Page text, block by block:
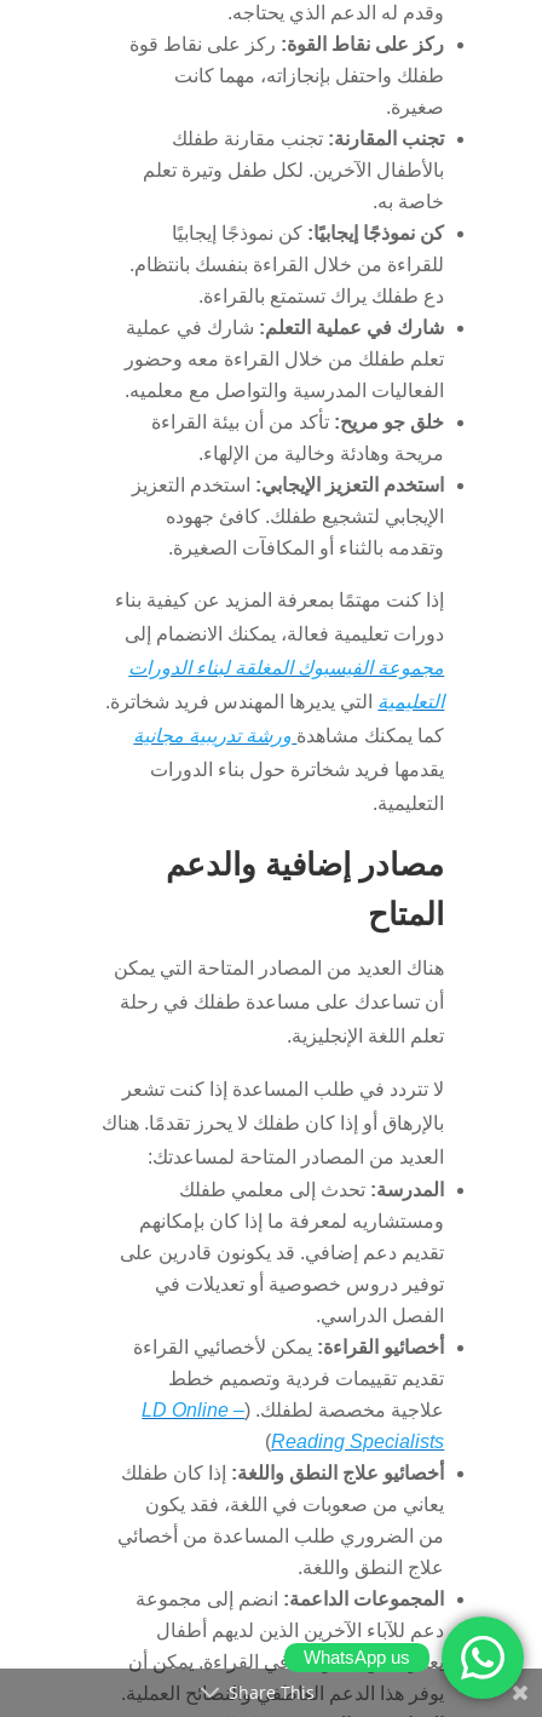
وقدم له الدعم الذي يحتاجه.
ركز على نقاط القوة: ركز على نقاط قوة
طفلك واحتفل بإنجازاته، مهما كانت
صغيرة.
تجنب المقارنة: تجنب مقارنة طفلك
بالأطفال الآخرين. لكل طفل وتيرة تعلم
خاصة به.
كن نموذجًا إيجابيًا: كن نموذجًا إيجابيًا
للقراءة من خلال القراءة بنفسك بانتظام.
دع طفلك يراك تستمتع بالقراءة.
شارك في عملية التعلم: شارك في عملية
تعلم طفلك من خلال القراءة معه وحضور
الفعاليات المدرسية والتواصل مع معلميه.
خلق جو مريح: تأكد من أن بيئة القراءة
مريحة وهادئة وخالية من الإلهاء.
استخدم التعزيز الإيجابي: استخدم التعزيز
الإيجابي لتشجيع طفلك. كافئ جهوده
وتقدمه بالثناء أو المكافآت الصغيرة.
إذا كنت مهتمًا بمعرفة المزيد عن كيفية بناء
دورات تعليمية فعالة، يمكنك الانضمام إلى
مجموعة الفيسبوك المغلقة لبناء الدورات
التعليمية التي يديرها المهندس فريد شخاترة.
كما يمكنك مشاهدة ورشة تدريبية مجانية
يقدمها فريد شخاترة حول بناء الدورات
التعليمية.
مصادر إضافية والدعم
المتاح
هناك العديد من المصادر المتاحة التي يمكن
أن تساعدك على مساعدة طفلك في رحلة
تعلم اللغة الإنجليزية.
لا تتردد في طلب المساعدة إذا كنت تشعر
بالإرهاق أو إذا كان طفلك لا يحرز تقدمًا. هناك
العديد من المصادر المتاحة لمساعدتك:
المدرسة: تحدث إلى معلمي طفلك
ومستشاريه لمعرفة ما إذا كان بإمكانهم
تقديم دعم إضافي. قد يكونون قادرين على
توفير دروس خصوصية أو تعديلات في
الفصل الدراسي.
أخصائيو القراءة: يمكن لأخصائيي القراءة
تقديم تقييمات فردية وتصميم خطط
علاجية مخصصة لطفلك. (LD Online –
Reading Specialists
)
أخصائيو علاج النطق واللغة: إذا كان طفلك
يعاني من صعوبات في اللغة، فقد يكون
من الضروري طلب المساعدة من أخصائي
علاج النطق واللغة.
المجموعات الداعمة: انضم إلى مجموعة
دعم للآباء الآخرين الذين لديهم أطفال
يعانون من صعوبات في القراءة. يمكن أن
يوفر هذا الدعم العاطفي والنصائح العملية.
Share This
WhatsApp us